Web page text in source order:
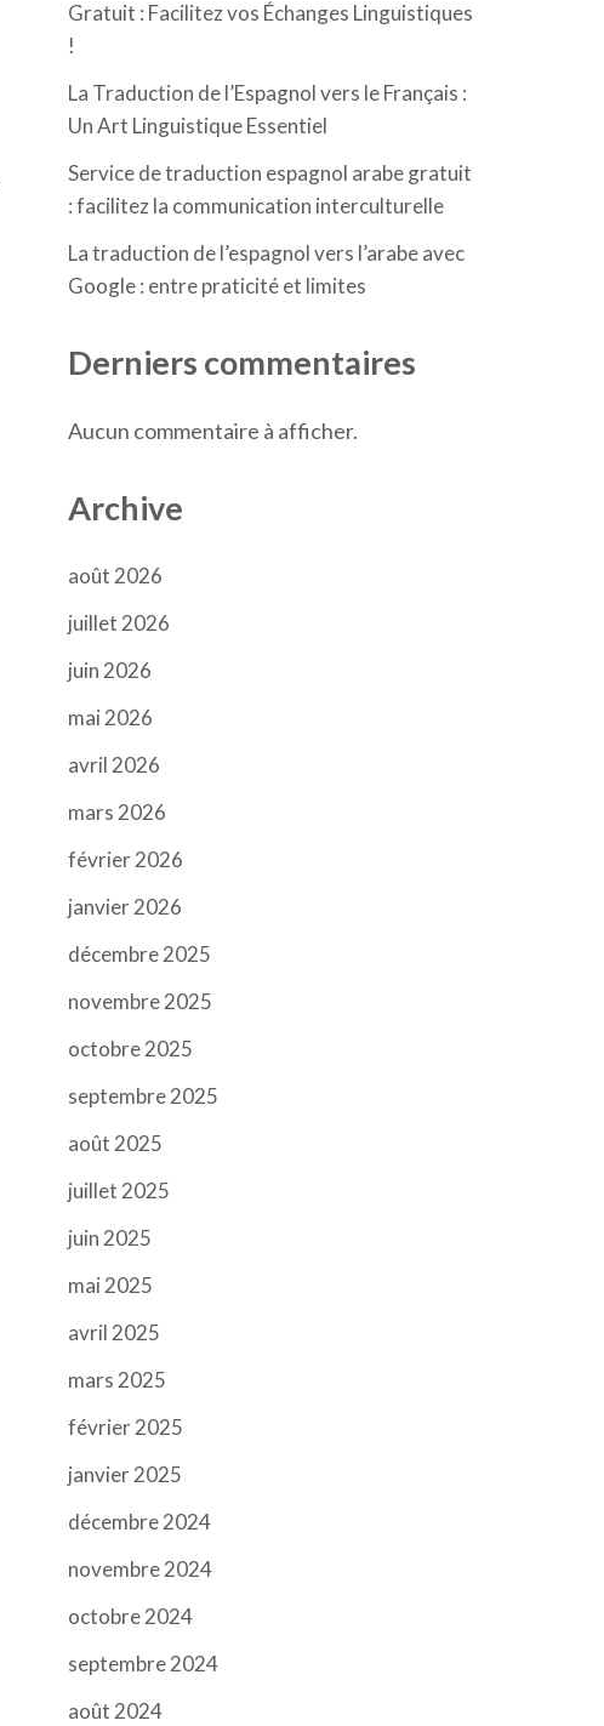
Gratuit : Facilitez vos Échanges Linguistiques
!
La Traduction de l’Espagnol vers le Français :
Un Art Linguistique Essentiel
Service de traduction espagnol arabe gratuit
: facilitez la communication interculturelle
La traduction de l’espagnol vers l’arabe avec
Google : entre praticité et limites
Derniers commentaires
Aucun commentaire à afficher.
Archive
août 2026
juillet 2026
juin 2026
mai 2026
avril 2026
mars 2026
février 2026
janvier 2026
décembre 2025
novembre 2025
octobre 2025
septembre 2025
août 2025
juillet 2025
juin 2025
mai 2025
avril 2025
mars 2025
février 2025
janvier 2025
décembre 2024
novembre 2024
octobre 2024
septembre 2024
août 2024